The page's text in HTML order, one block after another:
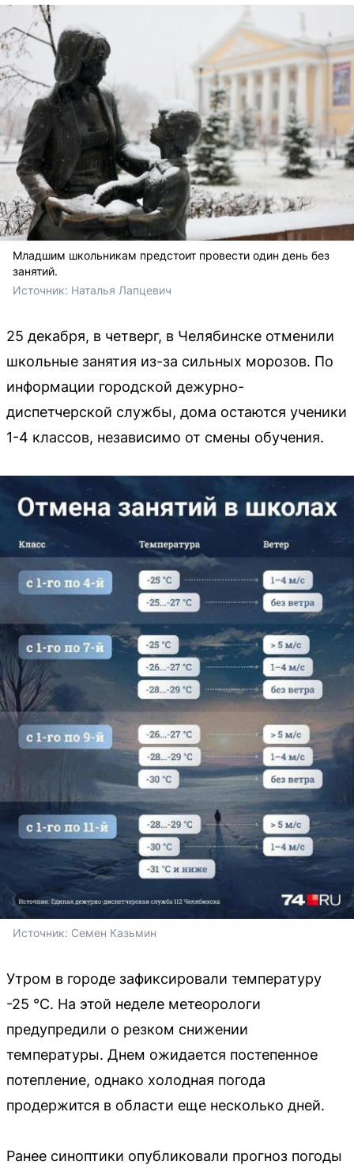
Младшим школьникам предстоит провести один день без
занятий.
Источник: Наталья Лапцевич
25 декабря, в четверг, в Челябинске отменили
школьные занятия из-за сильных морозов. По
информации городской дежурно-
диспетчерской службы, дома остаются ученики
1-4 классов, независимо от смены обучения.
Источник: Семен Казьмин
Утром в городе зафиксировали температуру
-25 °C. На этой неделе метеорологи
предупредили о резком снижении
температуры. Днем ожидается постепенное
потепление, однако холодная погода
продержится в области еще несколько дней.
Ранее синоптики опубликовали прогноз погоды